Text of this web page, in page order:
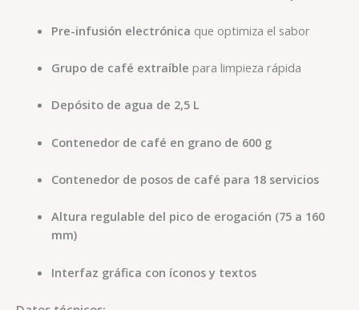
Pre-infusión electrónica que optimiza el sabor
Grupo de café extraíble para limpieza rápida
Depósito de agua de 2,5 L
Contenedor de café en grano de 600 g
Contenedor de posos de café para 18 servicios
Altura regulable del pico de erogación (75 a 160
mm)
Interfaz gráfica con íconos y textos